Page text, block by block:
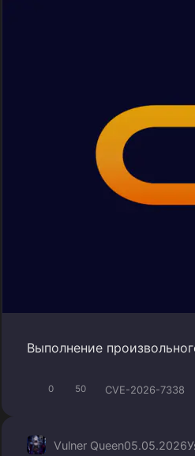
Выполнение
0 50 CVE-2026-7338
Vulner Queen05.05.2026